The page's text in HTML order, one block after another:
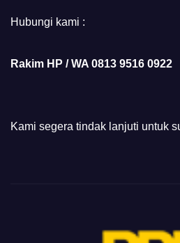
Hubungi kami :
Rakim HP / WA 0813 9516 0922
Kami segera tindak lanjuti untuk